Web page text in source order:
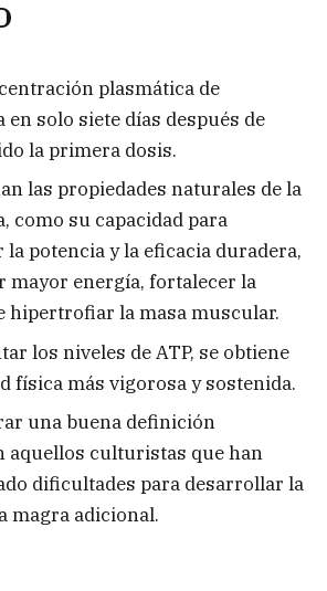
plasmática de
solo siete días después de
la primera dosis.
las propiedades naturales de la
como su capacidad para
potencia y la eficacia duradera,
mayor energía, fortalecer la
hipertrofiar la masa muscular.
los niveles de ATP, se obtiene
física más vigorosa y sostenida.
una buena definición
aquellos culturistas que han
dificultades para desarrollar la
magra adicional.